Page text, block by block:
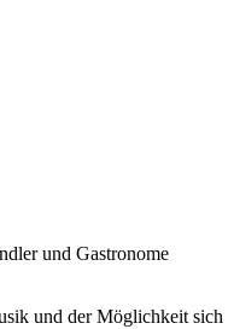
und Gastronome
und der Möglichkeit sich